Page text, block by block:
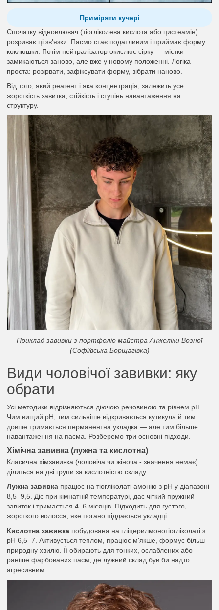
Приміряти кучері
Спочатку відновлювач (тіогліколева кислота або цистеамін)
розриває ці зв'язки. Пасмо стає податливим і приймає форму
коклюшки. Потім нейтралізатор окислює сірку — містки
замикаються заново, але вже у новому положенні. Логіка
проста: розірвати, зафіксувати форму, зібрати наново.
Від того, який реагент і яка концентрація, залежить усе:
жорсткість завитка, стійкість і ступінь навантаження на
структуру.
Приклад завивки з портфоліо майстра Анжеліки Возної
(Софіївська Борщагівка)
Види чоловічої завивки: яку
обрати
Усі методики відрізняються діючою речовиною та рівнем pH.
Чим вищий pH, тим сильніше відкривається кутикула й тим
довше тримається перманентна укладка — але тим більше
навантаження на пасма. Розберемо три основні підходи.
Хімічна завивка (лужна та кислотна)
Класична хімзавивка (чоловіча чи жіноча - значення немає)
ділиться на дві групи за кислотністю складу.
Лужна завивка працює на тіогліколаті амонію з pH у діапазоні
8,5–9,5. Діє при кімнатній температурі, дає чіткий пружний
завиток і тримається 4–6 місяців. Підходить для густого,
жорсткого волосся, яке погано піддається укладці.
Кислотна завивка побудована на гліцерилмонотіогліколаті з
pH 6,5–7. Активується теплом, працює м'якше, формує більш
природну хвилю. Її обирають для тонких, ослаблених або
раніше фарбованих пасм, де лужний склад був би надто
агресивним.